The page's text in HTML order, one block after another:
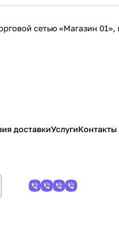
сетью «Магазин
доставкиУслугиКонтакты